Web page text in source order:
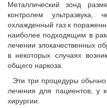
Металлический зонд
контролем ультразвука,
охлажденный газ к
наиболее подходящим в
лечении злокачественных
в некоторых случаях
общего наркоза.
Эти три процедуры
лечения для пациентов, у
хирургии.